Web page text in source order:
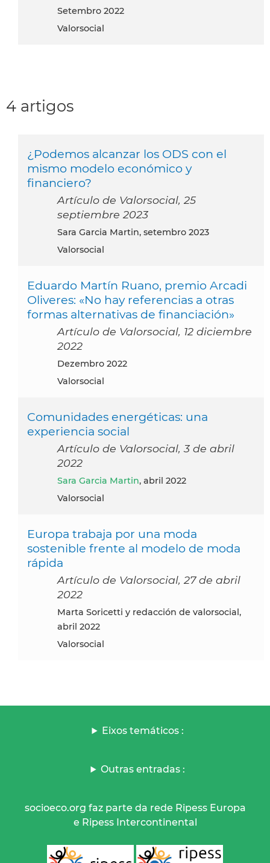
setembro 2022
Valorsocial
4 artigos
¿Podemos alcanzar los ODS con el
mismo modelo económico y
financiero?
Artículo de Valorsocial, 25
septiembre 2023
Sara Garcia Martin, setembro 2023
Valorsocial
Eduardo Martín Ruano, premio Arcadi
Oliveres: «No hay referencias a otras
formas alternativas de financiación»
Artículo de Valorsocial, 12 diciembre
2022
dezembro 2022
Valorsocial
Comunidades energéticas: una
experiencia social
Artículo de Valorsocial, 3 de abril
2022
Sara Garcia Martin, abril 2022
Valorsocial
Europa trabaja por una moda
sostenible frente al modelo de moda
rápida
Artículo de Valorsocial, 27 de abril
2022
Marta Soricetti y redacción de valorsocial,
abril 2022
Valorsocial
Eixos temáticos :
Outras entradas :
socioeco.org faz parte da rede Ripess Europa
e Ripess Intercontinental